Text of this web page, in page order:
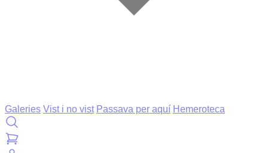
Galeries Vist i no vist Passava per aquí Hemeroteca